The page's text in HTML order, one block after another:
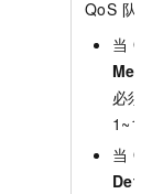
QoS 队
当
必须
当